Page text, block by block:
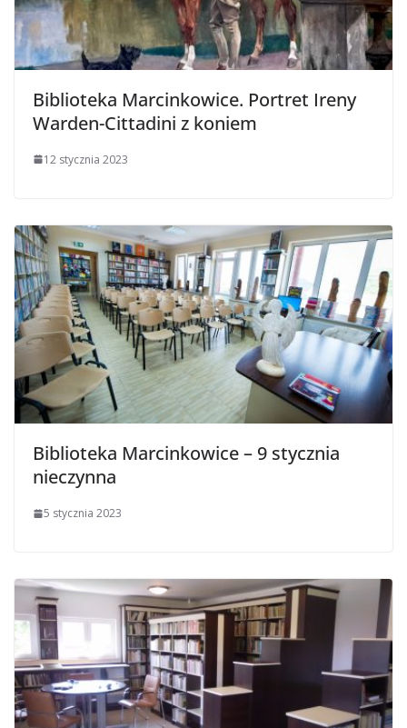
Biblioteka Marcinkowice. Portret Ireny
Warden-Cittadini z koniem
12 stycznia 2023
Biblioteka Marcinkowice – 9 stycznia
nieczynna
5 stycznia 2023